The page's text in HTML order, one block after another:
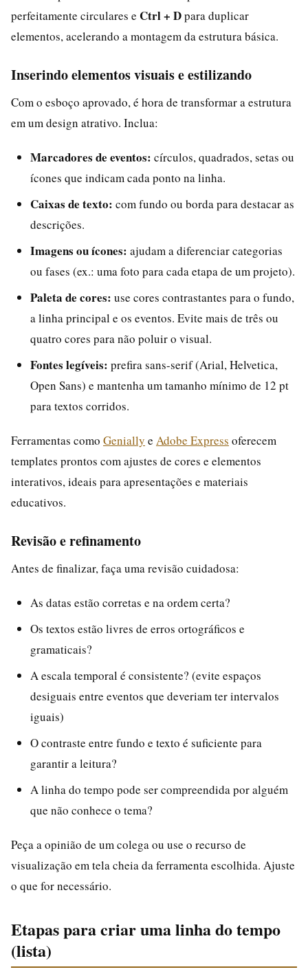
perfeitamente circulares e Ctrl + Dpara duplicar
elementos, acelerando a montagem da estrutura básica.
Inserindo elementos visuais e estilizando
Com o esboço aprovado, é hora de transformar a estrutura
em um design atrativo. Inclua:
Marcadores de eventos: círculos, quadrados, setas ou
ícones que indicam cada ponto na linha.
Caixas de texto: com fundo ou borda para destacar as
descrições.
Imagens ou ícones: ajudam a diferenciar categorias
ou fases (ex.: uma foto para cada etapa de um projeto).
Paleta de cores: use cores contrastantes para o fundo,
a linha principal e os eventos. Evite mais de três ou
quatro cores para não poluir o visual.
Fontes legíveis: prefira sans-serif (Arial, Helvetica,
Open Sans) e mantenha um tamanho mínimo de 12 pt
para textos corridos.
Ferramentas como Genially e Adobe Express oferecem
templates prontos com ajustes de cores e elementos
interativos, ideais para apresentações e materiais
educativos.
Revisão e refinamento
Antes de finalizar, faça uma revisão cuidadosa:
As datas estão corretas e na ordem certa?
Os textos estão livres de erros ortográficos e
gramaticais?
A escala temporal é consistente? (evite espaços
desiguais entre eventos que deveriam ter intervalos
iguais)
O contraste entre fundo e texto é suficiente para
garantir a leitura?
A linha do tempo pode ser compreendida por alguém
que não conhece o tema?
Peça a opinião de um colega ou use o recurso de
visualização em tela cheia da ferramenta escolhida. Ajuste
o que for necessário.
Etapas para criar uma linha do tempo
(lista)